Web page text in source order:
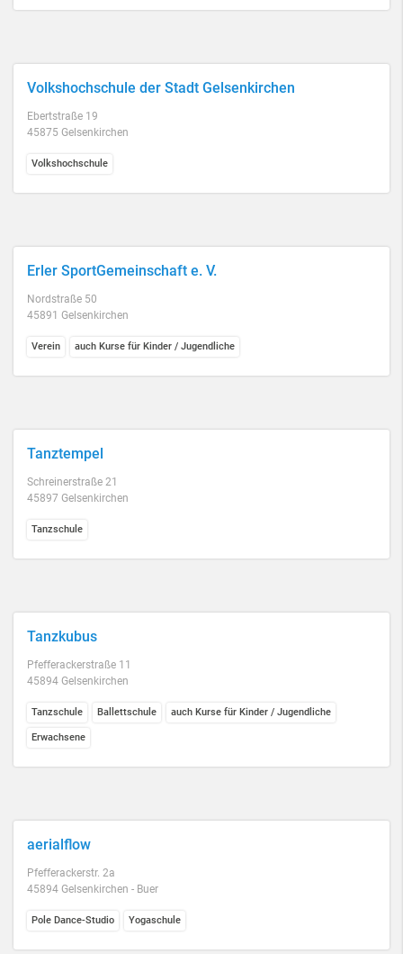
Volkshochschule der Stadt Gelsenkirchen
Ebertstraße 19
45875 Gelsenkirchen
Volkshochschule
Erler SportGemeinschaft e. V.
Nordstraße 50
45891 Gelsenkirchen
Verein auch Kurse für Kinder / Jugendliche
Tanztempel
Schreinerstraße 21
45897 Gelsenkirchen
Tanzschule
Tanzkubus
Pfefferackerstraße 11
45894 Gelsenkirchen
Tanzschule Ballettschule auch Kurse für Kinder / Jugendliche
Erwachsene
aerialflow
Pfefferackerstr. 2a
45894 Gelsenkirchen - Buer
Pole Dance-Studio Yogaschule